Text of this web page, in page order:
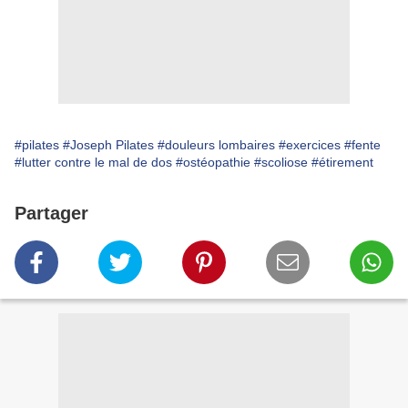
#pilates #Joseph Pilates #douleurs lombaires #exercices #fente
#lutter contre le mal de dos #ostéopathie #scoliose #étirement
Partager